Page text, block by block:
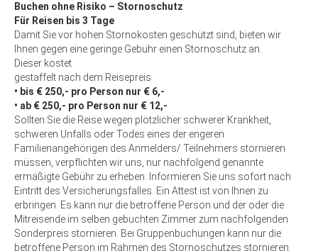
Buchen ohne Risiko – Stornoschutz
Für Reisen bis 3 Tage
Damit Sie vor hohen Stornokosten geschützt sind, bieten wir
Ihnen gegen eine geringe Gebühr einen Stornoschutz an.
Dieser kostet
gestaffelt nach dem Reisepreis
• bis € 250,- pro Person nur € 6,-
• ab € 250,- pro Person nur € 12,-
Sollten Sie die Reise wegen plötzlicher schwerer Krankheit,
schweren Unfalls oder Todes eines der engeren
Familienangehörigen des Anmelders/ Teilnehmers stornieren
müssen, verpflichten wir uns, nur nachfolgend genannte
ermäßigte Gebühr zu erheben. Informieren Sie uns sofort nach
Eintritt des Versicherungsfalles. Ein Attest ist von Ihnen zu
erbringen. Es kann nur die betroffene Person und der oder die
Mitreisende im selben gebuchten Zimmer zum nachfolgenden
Sonderpreis stornieren. Bei Gruppenbuchungen kann nur die
betroffene Person im Rahmen des Stornoschutzes stornieren.